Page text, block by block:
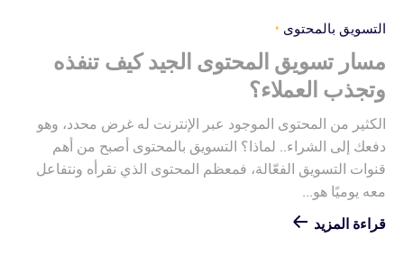
التسويق بالمحتوى
مسار تسويق المحتوى الجيد كيف تنفذه
وتجذب العملاء؟
الكثير من المحتوى الموجود عبر الإنترنت له غرض محدد، وهو
دفعك إلى الشراء.. لماذا؟ التسويق بالمحتوى أصبح من أهم
قنوات التسويق الفعّالة، فمعظم المحتوى الذي نقرأه ونتفاعل
معه يوميًا هو...
قراءة المزيد